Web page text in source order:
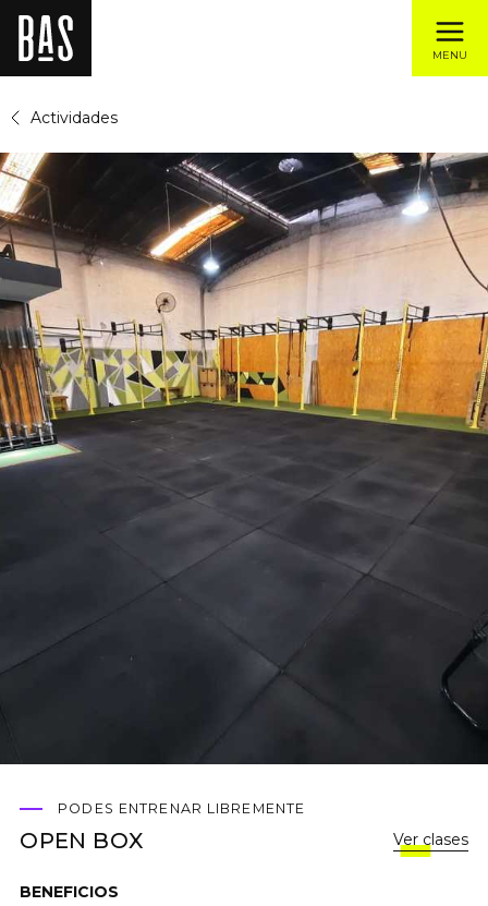
MENU
HORARIOS
ANOTATE!
Lun, Mie, Vie
Mar, Jue
Actividades
Ver clases
PODES ENTRENAR LIBREMENTE
OPEN BOX
BENEFICIOS